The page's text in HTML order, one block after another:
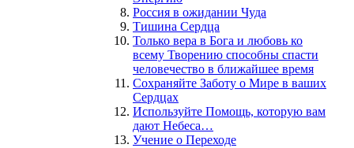
Россия в ожидании Чуда
Тишина Сердца
Только вера в Бога и любовь ко
всему Творению способны спасти
человечество в ближайшее время
Сохраняйте Заботу о Мире в ваших
Сердцах
Используйте Помощь, которую вам
дают Небеса…
Учение о Переходе